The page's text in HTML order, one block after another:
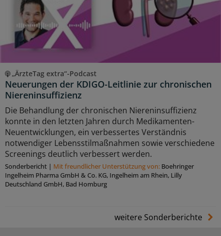
„ÄrzteTag extra“-Podcast
Neuerungen der KDIGO-Leitlinie zur chronischen
Niereninsuffizienz
Die Behandlung der chronischen Niereninsuffizienz
konnte in den letzten Jahren durch Medikamenten-
Neuentwicklungen, ein verbessertes Verständnis
notwendiger Lebensstilmaßnahmen sowie verschiedene
Screenings deutlich verbessert werden.
Sonderbericht | Mit freundlicher Unterstützung von: Boehringer
Ingelheim Pharma GmbH & Co. KG, Ingelheim am Rhein, Lilly
Deutschland GmbH, Bad Homburg
weitere Sonderberichte